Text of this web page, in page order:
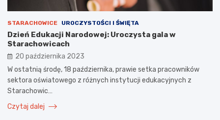
STARACHOWICE UROCZYSTOŚCI I ŚWIĘTA
Dzień Edukacji Narodowej: Uroczysta gala w
Starachowicach
20 października 2023
W ostatnią środę, 18 października, prawie setka pracowników
sektora oświatowego z różnych instytucji edukacyjnych z
Starachowic…
Czytaj dalej